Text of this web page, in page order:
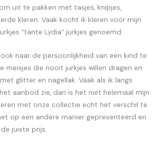
uit te pakken met tasjes, knipjes,
kleren. Vaak kocht ik kleren voor mijn
“tante Lydia” jurkjes genoemd.
naar de persoonlijkheid van een kind te
meisjes die nooit jurkjes willen dragen en
glitter en nagellak. Vaak als ik langs
aanbod zie, dan is het niet helemaal mijn
met onze collectie echt het verschil te
op een andere manier gepresenteerd en
juiste prijs.